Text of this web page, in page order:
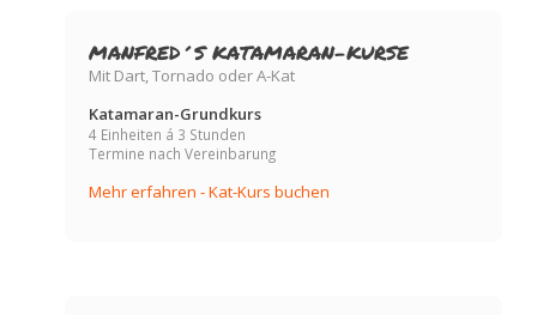
MANFRED´S KATAMARAN-KURSE
Mit Dart, Tornado oder A-Kat
Katamaran-Grundkurs
4 Einheiten á 3 Stunden
Termine nach Vereinbarung
Mehr erfahren - Kat-Kurs buchen